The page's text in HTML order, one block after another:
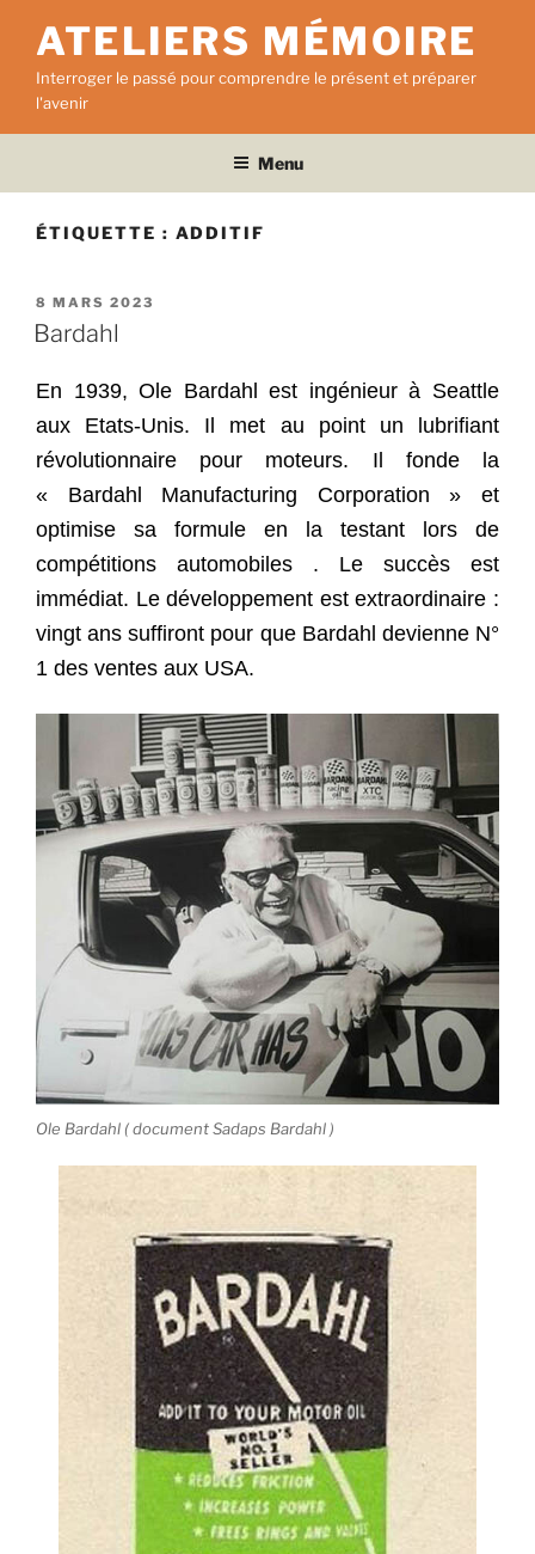
contenu
principal
ATELIERS MÉMOIRE
Interroger le passé pour comprendre le présent et préparer
l'avenir
Menu
ÉTIQUETTE : ADDITIF
PUBLIÉ
LE
8 MARS 2023
Bardahl
En 1939, Ole Bardahl est ingénieur à Seattle
aux Etats-Unis. Il met au point un lubrifiant
révolutionnaire pour moteurs. Il fonde la
« Bardahl Manufacturing Corporation » et
optimise sa formule en la testant lors de
compétitions automobiles . Le succès est
immédiat. Le développement est extraordinaire :
vingt ans suffiront pour que Bardahl devienne N°
1 des ventes aux USA.
Ole Bardahl ( document Sadaps Bardahl )